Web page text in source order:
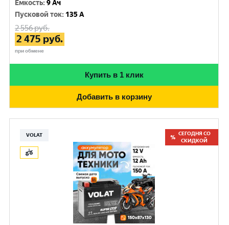
Емкость:9 Ач
Пусковой ток: 135 A
2 556руб.
2 475 руб.
при обмене
Купить в 1 клик
Добавить в корзину
VOLAT
СЕГОДНЯ СО
СКИДКОЙ